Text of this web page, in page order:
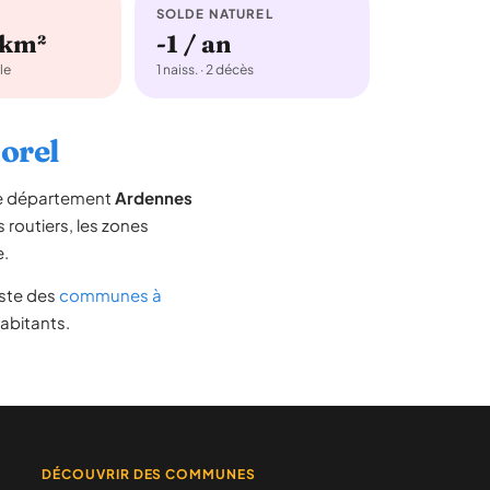
SOLDE NATUREL
-1 / an
1 naiss. · 2 décès
département Ardennes
routiers, les zones
des communes à
DÉCOUVRIR DES COMMUNES